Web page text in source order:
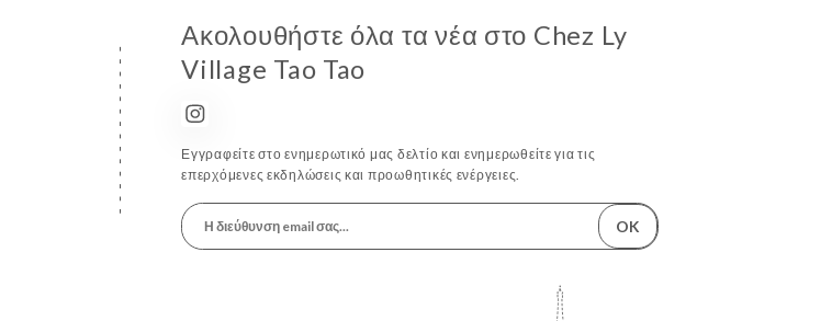
Ακολουθήστε όλα τα νέα στο Chez Ly
Village Tao Tao
Εγγραφείτε στο ενημερωτικό μας δελτίο και ενημερωθείτε για τις
επερχόμενες εκδηλώσεις και προωθητικές ενέργειες.
OK